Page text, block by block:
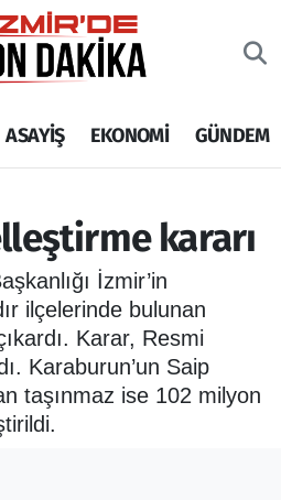
ASAYİŞ EKONOMİ GÜNDEM
kararı
İzmir’in
ilçelerinde bulunan
Karar, Resmi
Karaburun’un Saip
taşınmaz ise 102 milyon
Haritası